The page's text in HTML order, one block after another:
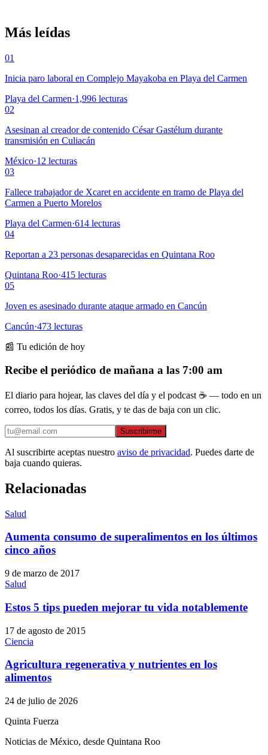
Más leídas
01
Inicia paro laboral en Complejo Mayakoba en Playa del Carmen
Playa del Carmen·1,996 lecturas
02
Asesinan al creador de contenido César Gastélum durante
transmisión en Culiacán
México·12 lecturas
03
Fallece trabajador de Xcaret en accidente en tramo de Playa del
Carmen a Puerto Morelos
Playa del Carmen·614 lecturas
04
Reportan a 23 personas desaparecidas en Quintana Roo
Quintana Roo·415 lecturas
05
Joven es asesinado durante ataque armado en Cancún
Cancún·473 lecturas
📰 Tu edición de hoy
Recibe el periódico de mañana a las 7:00 am
El diario para hojear, las claves del día y el podcast ☕ — todo en un
correo, todos los días. Gratis, y te das de baja con un clic.
Suscribirme
Al suscribirte aceptas nuestro aviso de privacidad. Puedes darte de
baja cuando quieras.
Relacionadas
Salud
Aumenta consumo de superalimentos en los últimos
cinco años
9 de marzo de 2017
Salud
Estos 5 tips pueden mejorar tu vida notablemente
17 de agosto de 2015
Ciencia
Agricultura regenerativa y nutrientes en los
alimentos
24 de julio de 2026
Quinta Fuerza
Noticias de México, desde Quintana Roo